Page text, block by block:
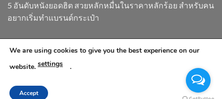
5 อันดับหนังยอดฮิต สวยหลักหมื่นในราคาหลักร้อย สำหรับคน
อยากเริ่มทำแบรนด์กระเป๋า
Copyright 2026 ©www.goldendragonpvc.com . All condition is
subject to Goldendragonpvc policy, reserves the right to
We are using cookies to give you the best experience on our
website. settings .
Accept